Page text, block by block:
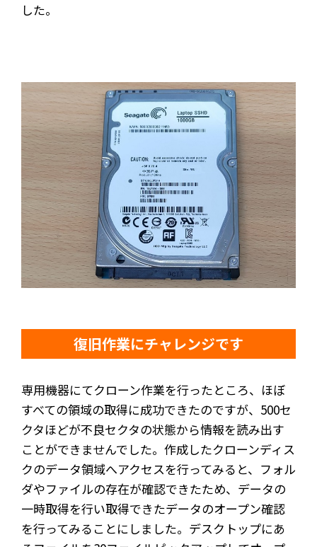
した。
復旧作業にチャレンジです
専用機器にてクローン作業を行ったところ、ほぼ
すべての領域の取得に成功できたのですが、500セ
クタほどが不良セクタの状態から情報を読み出す
ことができませんでした。作成したクローンディス
クのデータ領域へアクセスを行ってみると、フォル
ダやファイルの存在が確認できたため、データの
一時取得を行い取得できたデータのオープン確認
を行ってみることにしました。デスクトップにあ